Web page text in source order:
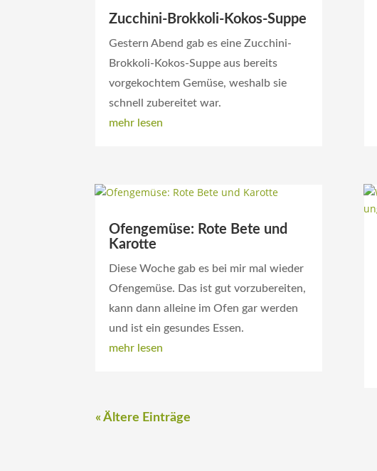
Zucchini-Brokkoli-Kokos-Suppe
Gestern Abend gab es eine Zucchini-
Brokkoli-Kokos-Suppe aus bereits
vorgekochtem Gemüse, weshalb sie
schnell zubereitet war.
mehr lesen
Ofengemüse: Rote Bete und
Karotte
Diese Woche gab es bei mir mal wieder
Ofengemüse. Das ist gut vorzubereiten,
kann dann alleine im Ofen gar werden
und ist ein gesundes Essen.
mehr lesen
« Ältere Einträge